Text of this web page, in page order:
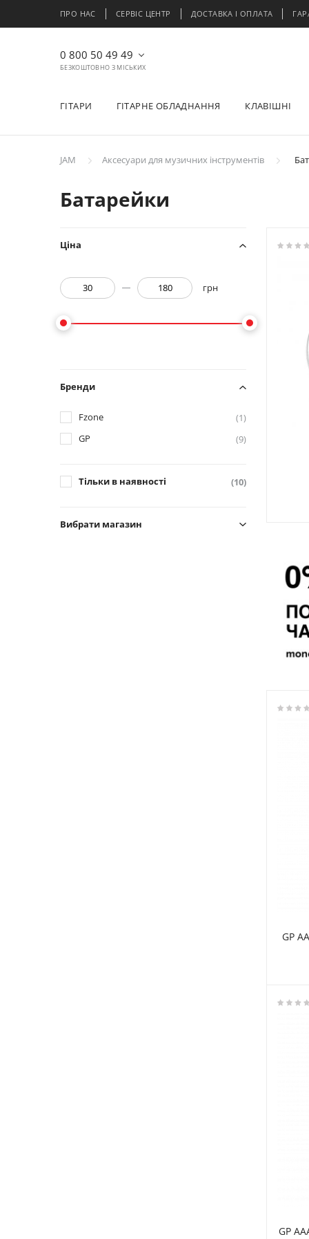
ПРО НАС СЕРВІС ЦЕНТР ДОСТАВКА І ОПЛАТА
0 800 50 49 49
БЕЗКОШТОВНО З МІСЬКИХ
ГІТАРИ ГІТАРНЕ ОБЛАДНАННЯ КЛАВІШНІ
JAM Аксесуари для музичних інструментів
Батарейки
Ціна
грн
Бренди
Fzone
(1)
GP
(9)
Тільки в наявності (10)
Вибрати магазин
GP
GP